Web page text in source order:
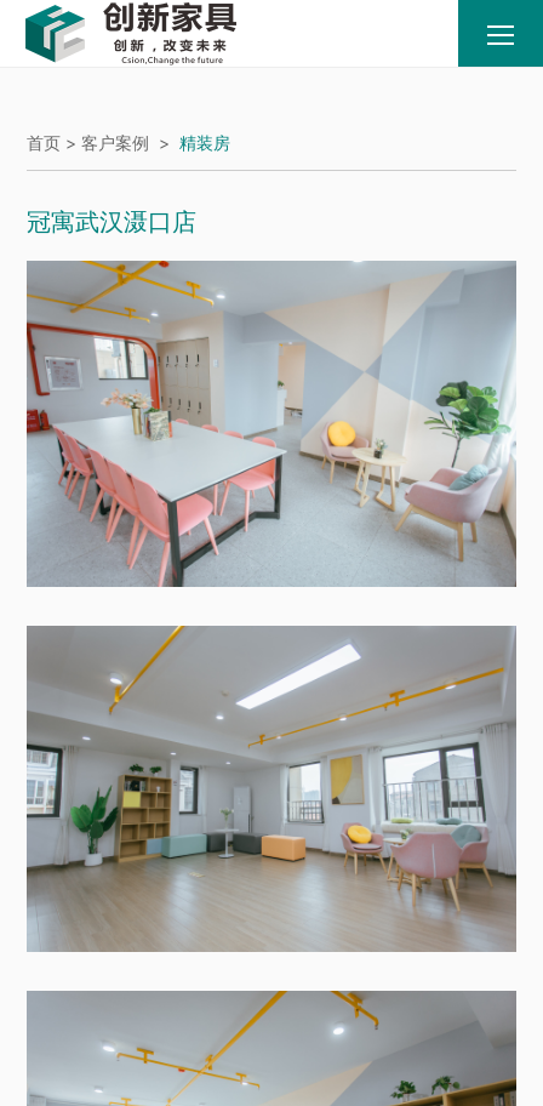
首页 >客户案例 >精装房
冠寓武汉滠口店